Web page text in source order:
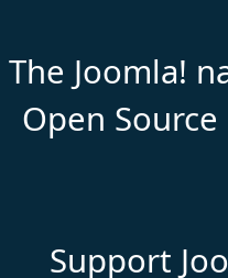
The Joomla!
Open
Support